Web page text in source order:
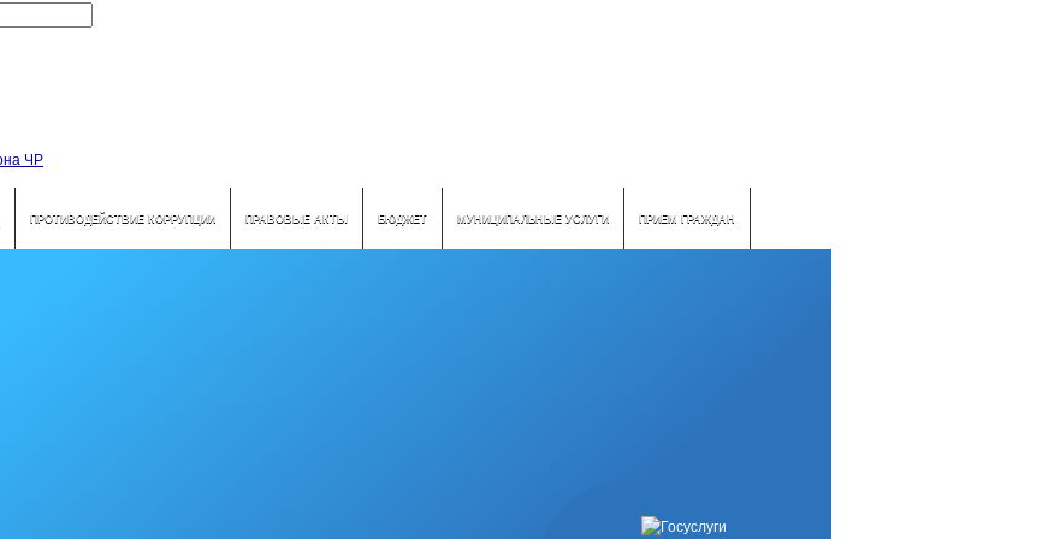
ПРОТИВОДЕЙСТВИЕ КОРРУПЦИИ ПРАВОВЫЕ АКТЫ БЮДЖЕТ МУНИЦИПАЛЬНЫЕ УСЛУГИ ПРИЕМ ГРАЖДАН